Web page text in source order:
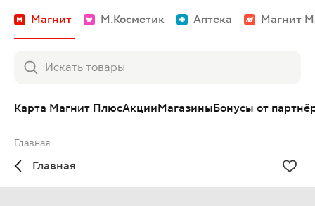
Магнит М.Косметик Аптека Магнит
Карта Магнит ПлюсАкцииМагазиныБонусы от
Главная
Главная